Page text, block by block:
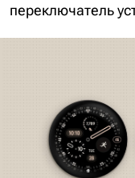
переключатель